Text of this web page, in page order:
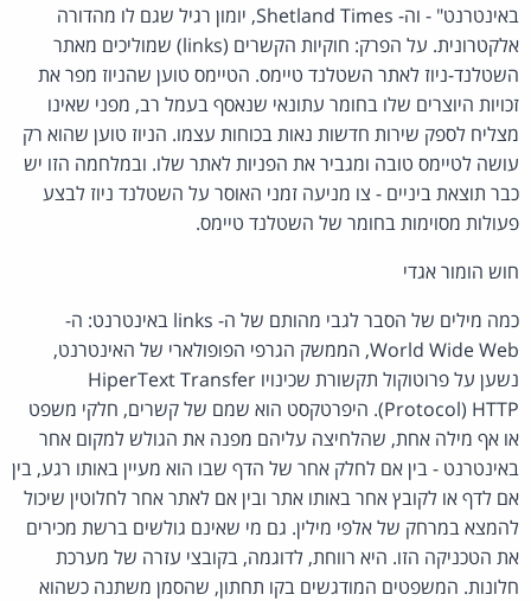
באינטרנט" - וה- Shetland Times, יומון רגיל שגם לו מהדורה
אלקטרונית. על הפרק: חוקיות הקשרים (links) שמוליכים מאתר
השטלנד-ניוז לאתר השטלנד טיימס. הטיימס טוען שהניוז מפר את
זכויות היוצרים שלו בחומר עתונאי שנאסף בעמל רב, מפני שאינו
מצליח לספק שירות חדשות נאות בכוחות עצמו. הניוז טוען שהוא רק
עושה לטיימס טובה ומגביר את הפניות לאתר שלו. ובמלחמה הזו יש
כבר תוצאת ביניים - צו מניעה זמני האוסר על השטלנד ניוז לבצע
פעולות מסוימות בחומר של השטלנד טיימס.
חוש הומור אגדי
כמה מילים של הסבר לגבי מהותם של ה- links באינטרנט: ה-
World Wide Web, הממשק הגרפי הפופולארי של האינטרנט,
נשען על פרוטוקול תקשורת שכינויו HiperText Transfer
Protocol) HTTP). היפרטקסט הוא שמם של קשרים, חלקי משפט
או אף מילה אחת, שהלחיצה עליהם מפנה את הגולש למקום אחר
באינטרנט - בין אם לחלק אחר של הדף שבו הוא מעיין באותו רגע, בין
אם לדף או לקובץ אחר באותו אתר ובין אם לאתר אחר לחלוטין שיכול
להמצא במרחק של אלפי מילין. גם מי שאינם גולשים ברשת מכירים
את הטכניקה הזו. היא רווחת, לדוגמה, בקובצי עזרה של מערכת
חלונות. המשפטים המודגשים בקו תחתון, שהסמן משתנה כשהוא